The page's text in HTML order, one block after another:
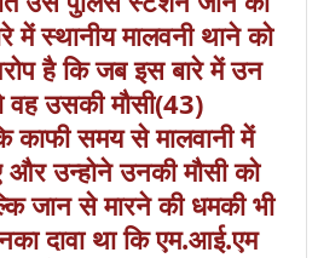
में स्थानीय मालवनी थाने को
है कि जब इस बारे में उन
वह उसकी मौसी(43)
काफी समय से मालवानी में
और उन्होने उनकी मौसी को
जान से मारने की धमकी भी
दावा था कि एम.आई.एम